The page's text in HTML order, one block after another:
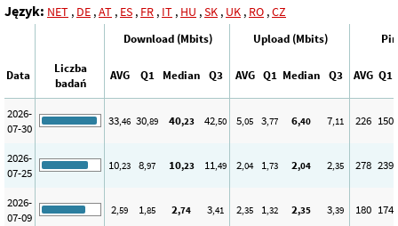
Język: NET , DE ,AT , ES , FR , IT , HU ,SK , UK , RO ,CZ
Download (Mbits) Upload (Mbits)
Data
Liczba
badań
AVG Q1 Median Q3 AVG Q1 Median Q3 AVG Q1
2026-
07-30
33,46 30,89 40,23 42,50 5,05 3,77 6,40 7,11 226 150
2026-
07-25
10,23 8,97 10,23 11,49 2,04 1,73 2,04 2,35 278 239
2026-
07-09
2,59 1,85 2,74 3,41 2,35 1,32 2,35 3,39 180 174